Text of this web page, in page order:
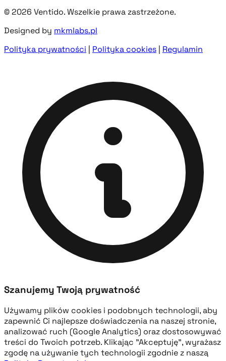
© 2026 Ventido. Wszelkie prawa zastrzeżone.
Designed by mkmlabs.pl
Polityka prywatności | Polityka cookies | Regulamin
Szanujemy Twoją prywatność
Używamy plików cookies i podobnych technologii, aby
zapewnić Ci najlepsze doświadczenia na naszej stronie,
analizować ruch (Google Analytics) oraz dostosowywać
treści do Twoich potrzeb. Klikając "Akceptuję", wyrażasz
zgodę na używanie tych technologii zgodnie z naszą